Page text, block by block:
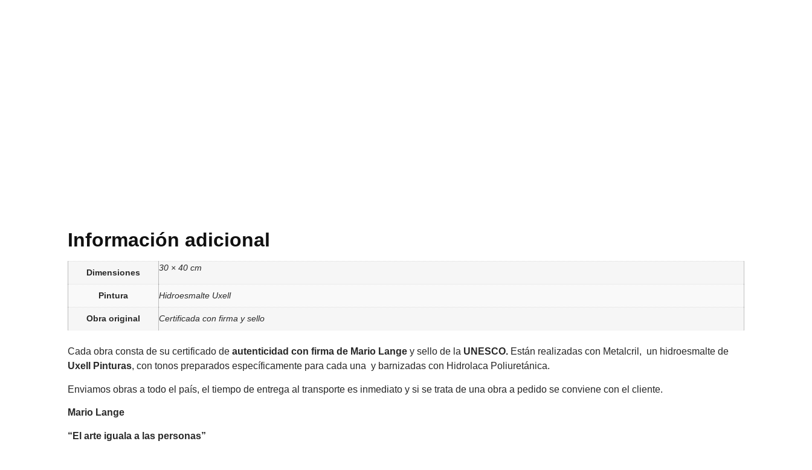
Información adicional
Dimensiones 30 × 40 cm
Pintura Hidroesmalte Uxell
Obra original Certificada con firma y sello
Cada obra consta de su certificado de autenticidad con firma de Mario Lange y sello de la UNESCO. Están realizadas con Metalcril, un hidroesmalte de
Uxell Pinturas, con tonos preparados específicamente para cada una y barnizadas con Hidrolaca Poliuretánica.
Enviamos obras a todo el país, el tiempo de entrega al transporte es inmediato y si se trata de una obra a pedido se conviene con el cliente.
Mario Lange
“El arte iguala a las personas”